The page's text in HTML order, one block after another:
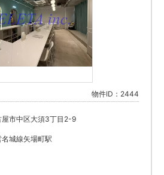
物件ID：2444
屋市中区大須3丁目2-9
城線矢場町駅